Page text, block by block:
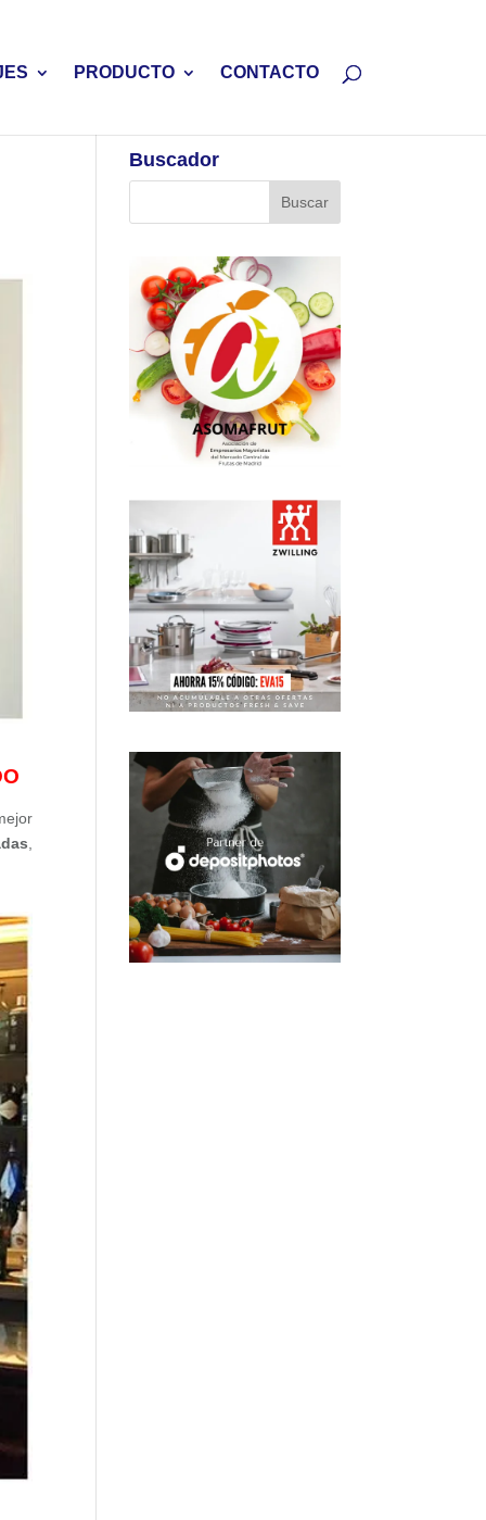
PRODUCTO CONTACTO
,
Buscador